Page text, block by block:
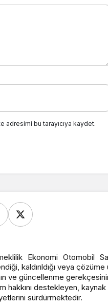
adresimi bu tarayıcıya kaydet.
Ekonomi Otomobil
kaldırıldığı veya
ve güncellenme
destekleyen,
sürdürmektedir.